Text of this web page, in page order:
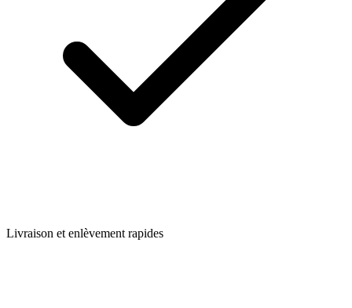
Livraison et enlèvement rapides